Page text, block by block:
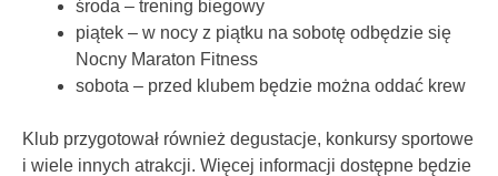
środa – trening biegowy
piątek – w nocy z piątku na sobotę odbędzie się
Nocny Maraton Fitness
sobota – przed klubem będzie można oddać krew
Klub przygotował również degustacje, konkursy sportowe
i wiele innych atrakcji. Więcej informacji dostępne będzie